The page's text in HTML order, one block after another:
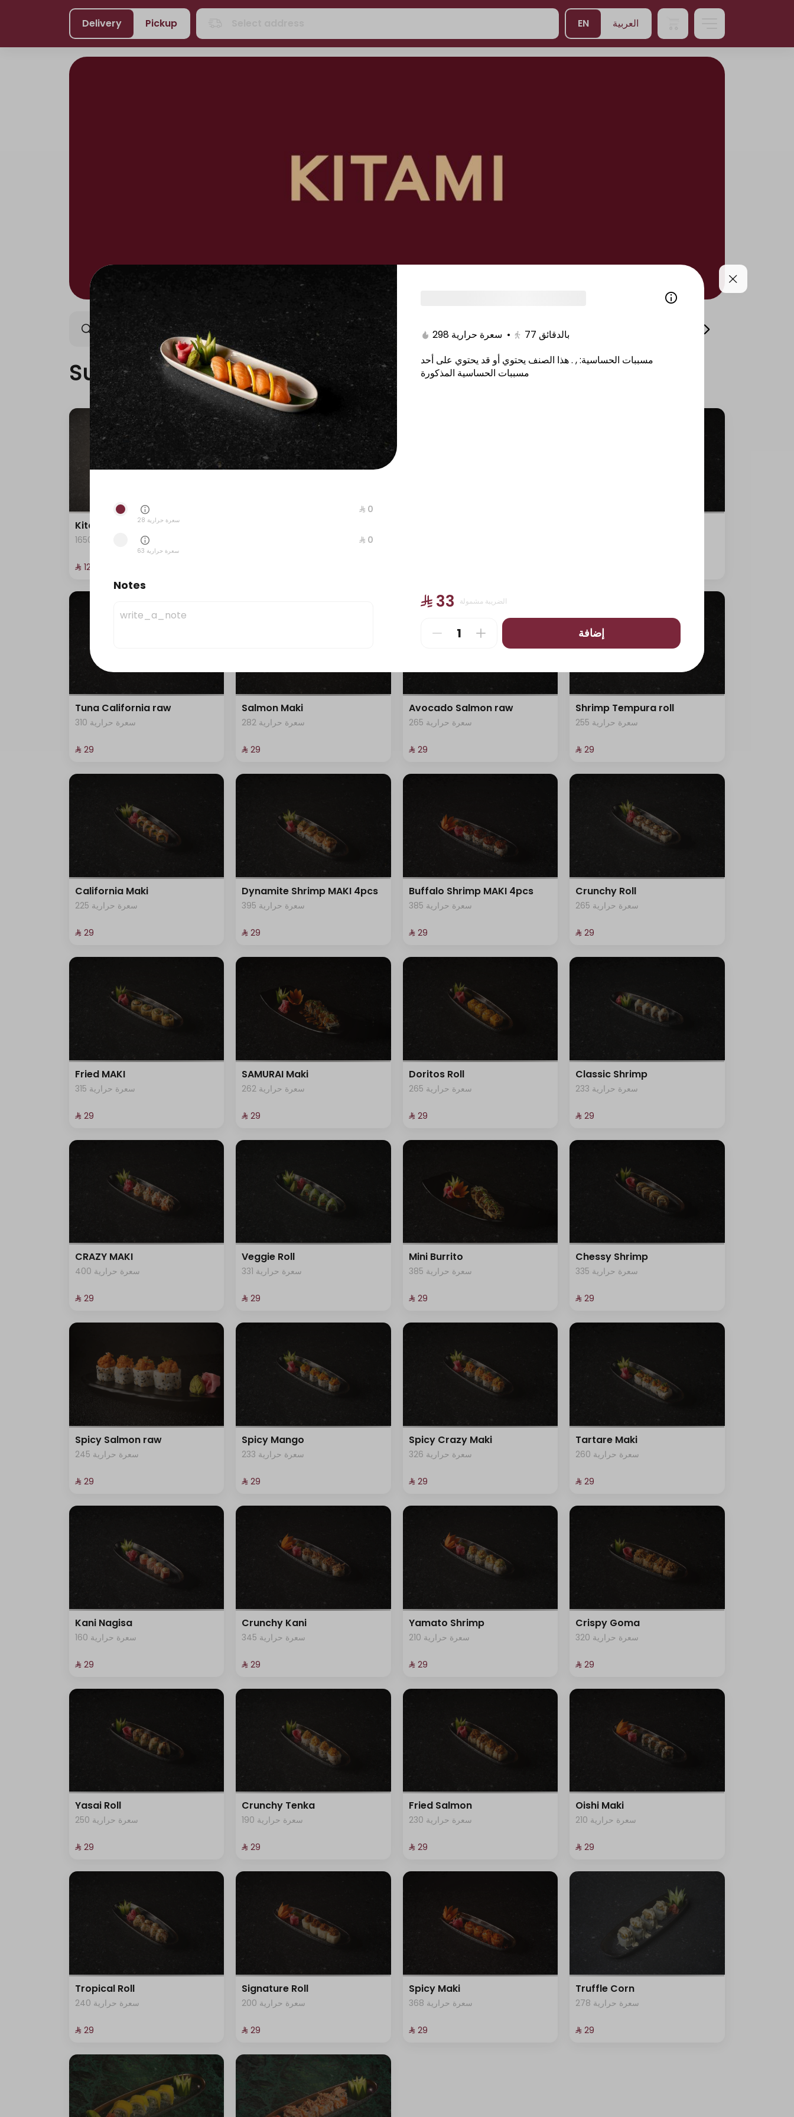
Delivery Pickup EN العربية
Sushi/Kitami Nigiri/Kitami Poke Bowl/Kitami Noodles & Rice/Kitami Volcano Side Dishes/Kitami
Sushi/Kitami
Kitami Box
1650 سعرة حرارية
⁨⁦‪‬ 129⁩
Tuna California raw
310 سعرة حرارية
⁨⁦‪‬ 29⁩
Salmon Maki
282 سعرة حرارية
⁨⁦‪‬ 29⁩
Avocado Salmon raw
265 سعرة حرارية
⁨⁦‪‬ 29⁩
Shrimp Tempura roll
255 سعرة حرارية
⁨⁦‪‬ 29⁩
California Maki
225 سعرة حرارية
⁨⁦‪‬ 29⁩
Dynamite Shrimp MAKI 4pcs
395 سعرة حرارية
⁨⁦‪‬ 29⁩
Buffalo Shrimp MAKI 4pcs
385 سعرة حرارية
⁨⁦‪‬ 29⁩
Crunchy Roll
265 سعرة حرارية
⁨⁦‪‬ 29⁩
Fried MAKI
315 سعرة حرارية
⁨⁦‪‬ 29⁩
SAMURAI Maki
262 سعرة حرارية
⁨⁦‪‬ 29⁩
Doritos Roll
265 سعرة حرارية
⁨⁦‪‬ 29⁩
Classic Shrimp
233 سعرة حرارية
⁨⁦‪‬ 29⁩
CRAZY MAKI
400 سعرة حرارية
⁨⁦‪‬ 29⁩
Veggie Roll
331 سعرة حرارية
⁨⁦‪‬ 29⁩
Mini Burrito
385 سعرة حرارية
⁨⁦‪‬ 29⁩
Chessy Shrimp
335 سعرة حرارية
⁨⁦‪‬ 29⁩
Spicy Salmon raw
245 سعرة حرارية
⁨⁦‪‬ 29⁩
Spicy Mango
233 سعرة حرارية
⁨⁦‪‬ 29⁩
Spicy Crazy Maki
326 سعرة حرارية
⁨⁦‪‬ 29⁩
Tartare Maki
260 سعرة حرارية
⁨⁦‪‬ 29⁩
Kani Nagisa
160 سعرة حرارية
⁨⁦‪‬ 29⁩
Crunchy Kani
345 سعرة حرارية
⁨⁦‪‬ 29⁩
Yamato Shrimp
210 سعرة حرارية
⁨⁦‪‬ 29⁩
Crispy Goma
320 سعرة حرارية
⁨⁦‪‬ 29⁩
Yasai Roll
250 سعرة حرارية
⁨⁦‪‬ 29⁩
Crunchy Tenka
190 سعرة حرارية
⁨⁦‪‬ 29⁩
Fried Salmon
230 سعرة حرارية
⁨⁦‪‬ 29⁩
Oishi Maki
210 سعرة حرارية
⁨⁦‪‬ 29⁩
Tropical Roll
240 سعرة حرارية
⁨⁦‪‬ 29⁩
Signature Roll
200 سعرة حرارية
⁨⁦‪‬ 29⁩
Spicy Maki
368 سعرة حرارية
⁨⁦‪‬ 29⁩
Truffle Corn
278 سعرة حرارية
⁨⁦‪‬ 29⁩
⁨⁦‪‬ 0⁩
28 سعرة حرارية
⁨⁦‪‬ 0⁩
63 سعرة حرارية
Notes
298 سعرة حرارية • 77 بالدقائق
مسببات الحساسية:
,
.هذا الصنف يحتوي أو قد يحتوي على أحد
مسببات الحساسية المذكورة
⁨⁦‪‬ 33⁩ الضريبة مشمولة
إضافة